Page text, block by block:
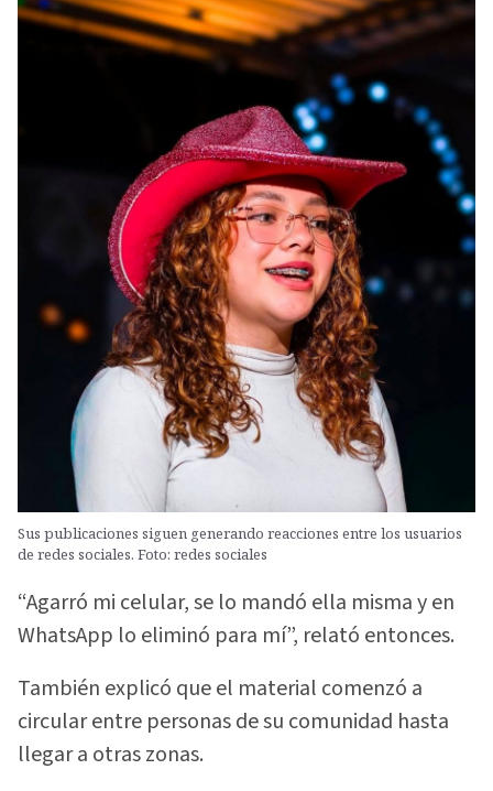
Sus publicaciones siguen generando reacciones entre los usuarios
de redes sociales. Foto: redes sociales
“Agarró mi celular, se lo mandó ella misma y en
WhatsApp lo eliminó para mí”, relató entonces.
También explicó que el material comenzó a
circular entre personas de su comunidad hasta
llegar a otras zonas.